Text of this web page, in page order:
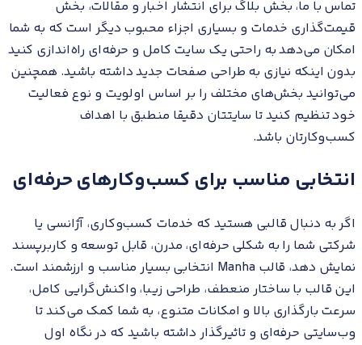
تماس با ما، بخش بلاگ برای انتشار اخبار و مقالات، بخش
قیمت‌گذاری خدمات و بسیاری اجزاء محبوب دیگر است که به شما
امکان می‌دهد به راحتی یک سایت کامل و حرفه‌ای راه‌اندازی کنید
بدون اینکه نیازی به طراحی صفحات جدید داشته باشید. همچنین
می‌توانید بخش‌های مختلف را بر اساس اولویت و نوع فعالیت
خود تنظیم کنید تا سایتتان دقیقا منطبق با اهداف
کسب‌وکارتان باشد.
انتخابی مناسب برای کسب‌وکارهای حرفه‌ای
اگر به دنبال قالبی هستید که خدمات کسب‌وکاری، آژانسی یا
شرکتی شما را به شکلی حرفه‌ای، مدرن، قابل توسعه و کاربرپسند
نمایش دهد، قالب Manha انتخابی بسیار مناسب و ارزشمند است.
این قالب با ساختار منعطف، طراحی زیبا، واکنش‌گرایی کامل،
سرعت بارگذاری بالا و امکانات متنوع، به شما کمک می‌کند تا
وب‌سایتی حرفه‌ای و تاثیرگذار داشته باشید که در نگاه اول